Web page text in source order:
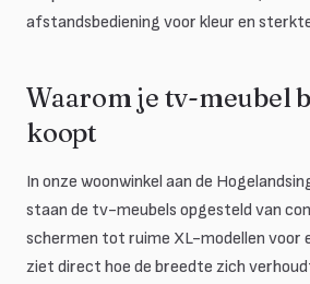
afstandsbediening voor kleur en
Waarom je tv-meubel
koopt
In onze woonwinkel aan de
staan de tv-meubels opgesteld van
schermen tot ruime XL-modellen voor
ziet direct hoe de breedte zich